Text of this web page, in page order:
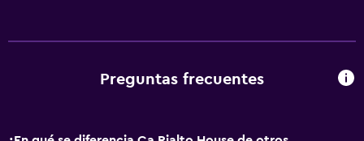
Preguntas frecuentes